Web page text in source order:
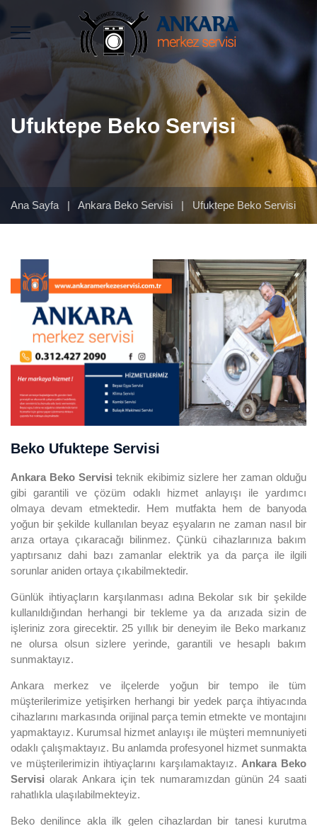
Ufuktepe Beko Servisi
Ana Sayfa | Ankara Beko Servisi | Ufuktepe Beko Servisi
Beko Ufuktepe Servisi
Ankara Beko Servisi teknik ekibimiz sizlere her zaman olduğu
gibi garantili ve çözüm odaklı hizmet anlayışı ile yardımcı
olmaya devam etmektedir. Hem mutfakta hem de banyoda
yoğun bir şekilde kullanılan beyaz eşyaların ne zaman nasıl bir
arıza ortaya çıkaracağı bilinmez. Çünkü cihazlarınıza bakım
yaptırsanız dahi bazı zamanlar elektrik ya da parça ile ilgili
sorunlar aniden ortaya çıkabilmektedir.
Günlük ihtiyaçların karşılanması adına Bekolar sık bir şekilde
kullanıldığından herhangi bir tekleme ya da arızada sizin de
işleriniz zora girecektir. 25 yıllık bir deneyim ile Beko markanız
ne olursa olsun sizlere yerinde, garantili ve hesaplı bakım
sunmaktayız.
Ankara merkez ve ilçelerde yoğun bir tempo ile tüm
müşterilerimize yetişirken herhangi bir yedek parça ihtiyacında
cihazlarını markasında orijinal parça temin etmekte ve montajını
yapmaktayız. Kurumsal hizmet anlayışı ile müşteri memnuniyeti
odaklı çalışmaktayız. Bu anlamda profesyonel hizmet sunmakta
ve müşterilerimizin ihtiyaçlarını karşılamaktayız. Ankara Beko
Servisi olarak Ankara için tek numaramızdan günün 24 saati
rahatlıkla ulaşılabilmekteyiz.
Beko denilince akla ilk gelen cihazlardan bir tanesi kurutma